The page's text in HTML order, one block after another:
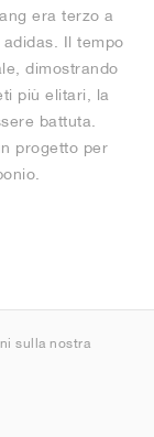
era terzo a
Il tempo
dimostrando
più elitari, la
battuta.
progetto per
sulla nostra